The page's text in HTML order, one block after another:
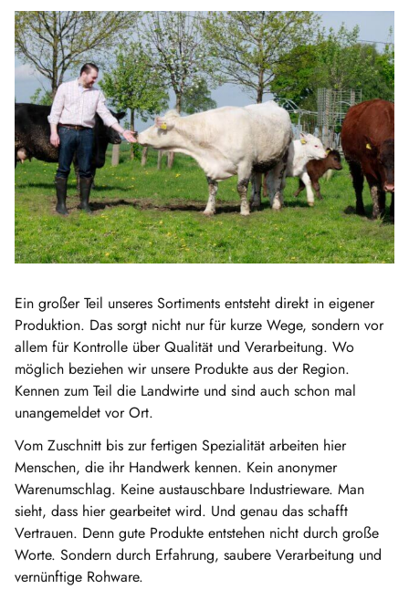
Ein großer Teil unseres Sortiments entsteht direkt in eigener
Produktion. Das sorgt nicht nur für kurze Wege, sondern vor
allem für Kontrolle über Qualität und Verarbeitung. Wo
möglich beziehen wir unsere Produkte aus der Region.
Kennen zum Teil die Landwirte und sind auch schon mal
unangemeldet vor Ort.
Vom Zuschnitt bis zur fertigen Spezialität arbeiten hier
Menschen, die ihr Handwerk kennen. Kein anonymer
Warenumschlag. Keine austauschbare Industrieware. Man
sieht, dass hier gearbeitet wird. Und genau das schafft
Vertrauen. Denn gute Produkte entstehen nicht durch große
Worte. Sondern durch Erfahrung, saubere Verarbeitung und
vernünftige Rohware.